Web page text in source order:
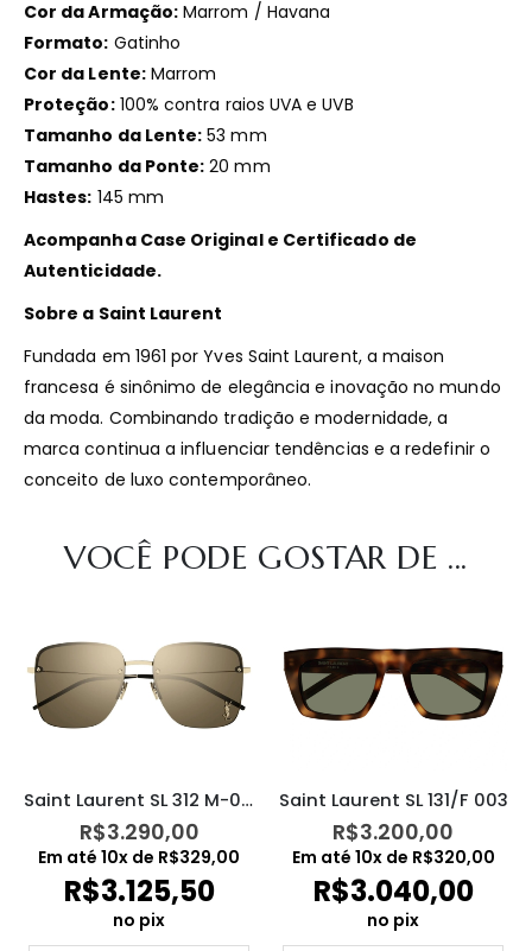
Cor da Armação: Marrom / Havana
Formato: Gatinho
Cor da Lente: Marrom
Proteção: 100% contra raios UVA e UVB
Tamanho da Lente: 53 mm
Tamanho da Ponte: 20 mm
Hastes: 145 mm
Acompanha Case Original e Certificado de
Autenticidade.
Sobre a Saint Laurent
Fundada em 1961 por Yves Saint Laurent, a maison
francesa é sinônimo de elegância e inovação no mundo
da moda. Combinando tradição e modernidade, a
marca continua a influenciar tendências e a redefinir o
conceito de luxo contemporâneo.
VOCÊ PODE GOSTAR DE ...
Saint Laurent SL 312 M-006
R$3.290,00
Em até 10x de R$329,00
R$3.125,50
no pix
Saint Laurent SL 131/F 003
R$3.200,00
Em até 10x de R$320,00
R$3.040,00
no pix